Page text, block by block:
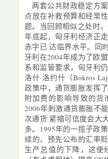
两套公共财政稳定方
点放在补救预算和经常
题。当回顾相似之处时
年底起，匈牙利经济正
赤字已 达临界水平。同
牙利在2004年成为了欧
系和监管要求，匈牙利
洛什·洛约什（Bokros
政策中，通货膨胀发挥
附加费的影响导致的货
2006年刺激通货膨胀不
次通货 紧缩可信度会大
多。1995年的一揽子政
续的、预先公布的汇率
生产总值的下降，这使